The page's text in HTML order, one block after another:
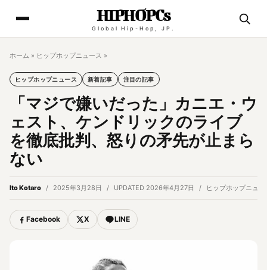
HIPHOPCs
Global Hip-Hop, JP.
ホーム » ヒップホップニュース »
ヒップホップニュース 新着記事 注目の記事
「マジで嫌いだった」カニエ・ウ
ェスト、ケンドリックのライブ
を徹底批判、怒りの矛先が止まら
ない
Ito Kotaro 2025年3月28日 UPDATED 2026年4月27日 ヒップホップニュー
Facebook X LINE